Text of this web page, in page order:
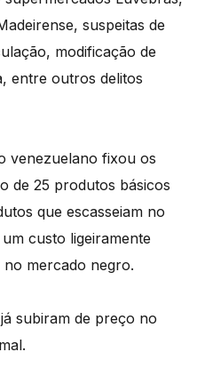
suspeitas de
modificação de
entre outros delitos
venezuelano fixou os
de 25 produtos básicos
que escasseiam no
custo ligeiramente
mercado negro.
subiram de preço no